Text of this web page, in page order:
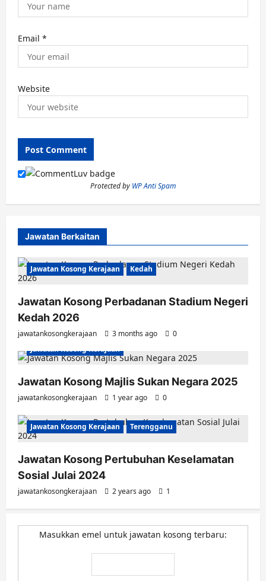
Email *
Website
Protected by WP Anti Spam
Jawatan Berkaitan
Jawatan Kosong Kerajaan Kedah
Jawatan Kosong Perbadanan Stadium Negeri
Kedah 2026
jawatankosongkerajaan 3 months ago
0
Jawatan Kosong Kerajaan
Jawatan Kosong Majlis Sukan Negara 2025
jawatankosongkerajaan 1 year ago 0
Jawatan Kosong Kerajaan Terengganu
Jawatan Kosong Pertubuhan Keselamatan
Sosial Julai 2024
jawatankosongkerajaan 2 years ago 1
Masukkan emel untuk jawatan kosong terbaru: